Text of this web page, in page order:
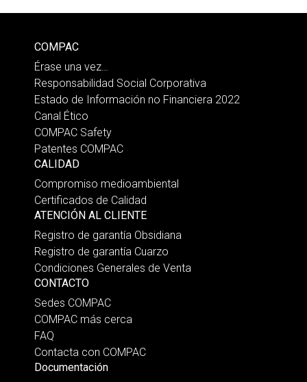
COMPAC
Érase una vez…
Responsabilidad Social Corporativa
Estado de Información no Financiera 2022
Canal Ético
COMPAC Safety
Patentes COMPAC
CALIDAD
Compromiso medioambiental
Certificados de Calidad
ATENCIÓN AL CLIENTE
Registro de garantía Obsidiana
Registro de garantía Cuarzo
Condiciones Generales de Venta
CONTACTO
Sedes COMPAC
COMPAC más cerca
FAQ
Contacta con COMPAC
Documentación